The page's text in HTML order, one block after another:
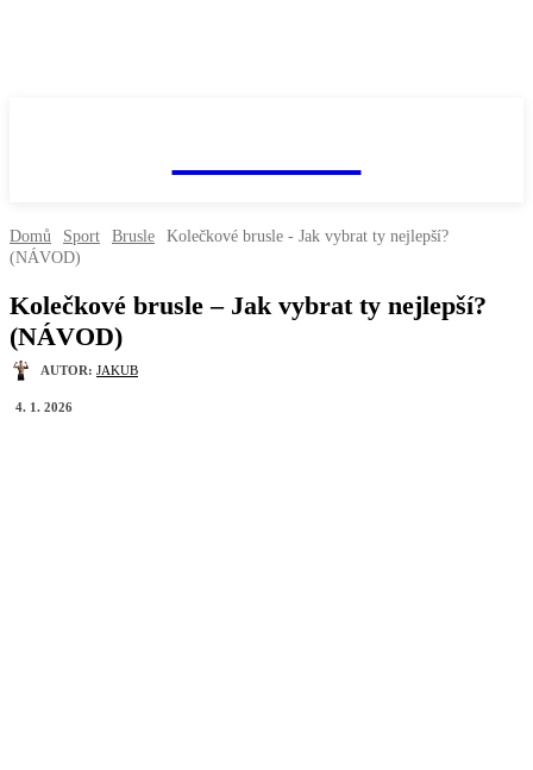
Domů Sport Brusle
Kolečkové brusle - Jak vybrat ty nejlepší?
(NÁVOD)
Kolečkové brusle – Jak vybrat ty nejlepší?
(NÁVOD)
AUTOR: JAKUB
4. 1. 2026